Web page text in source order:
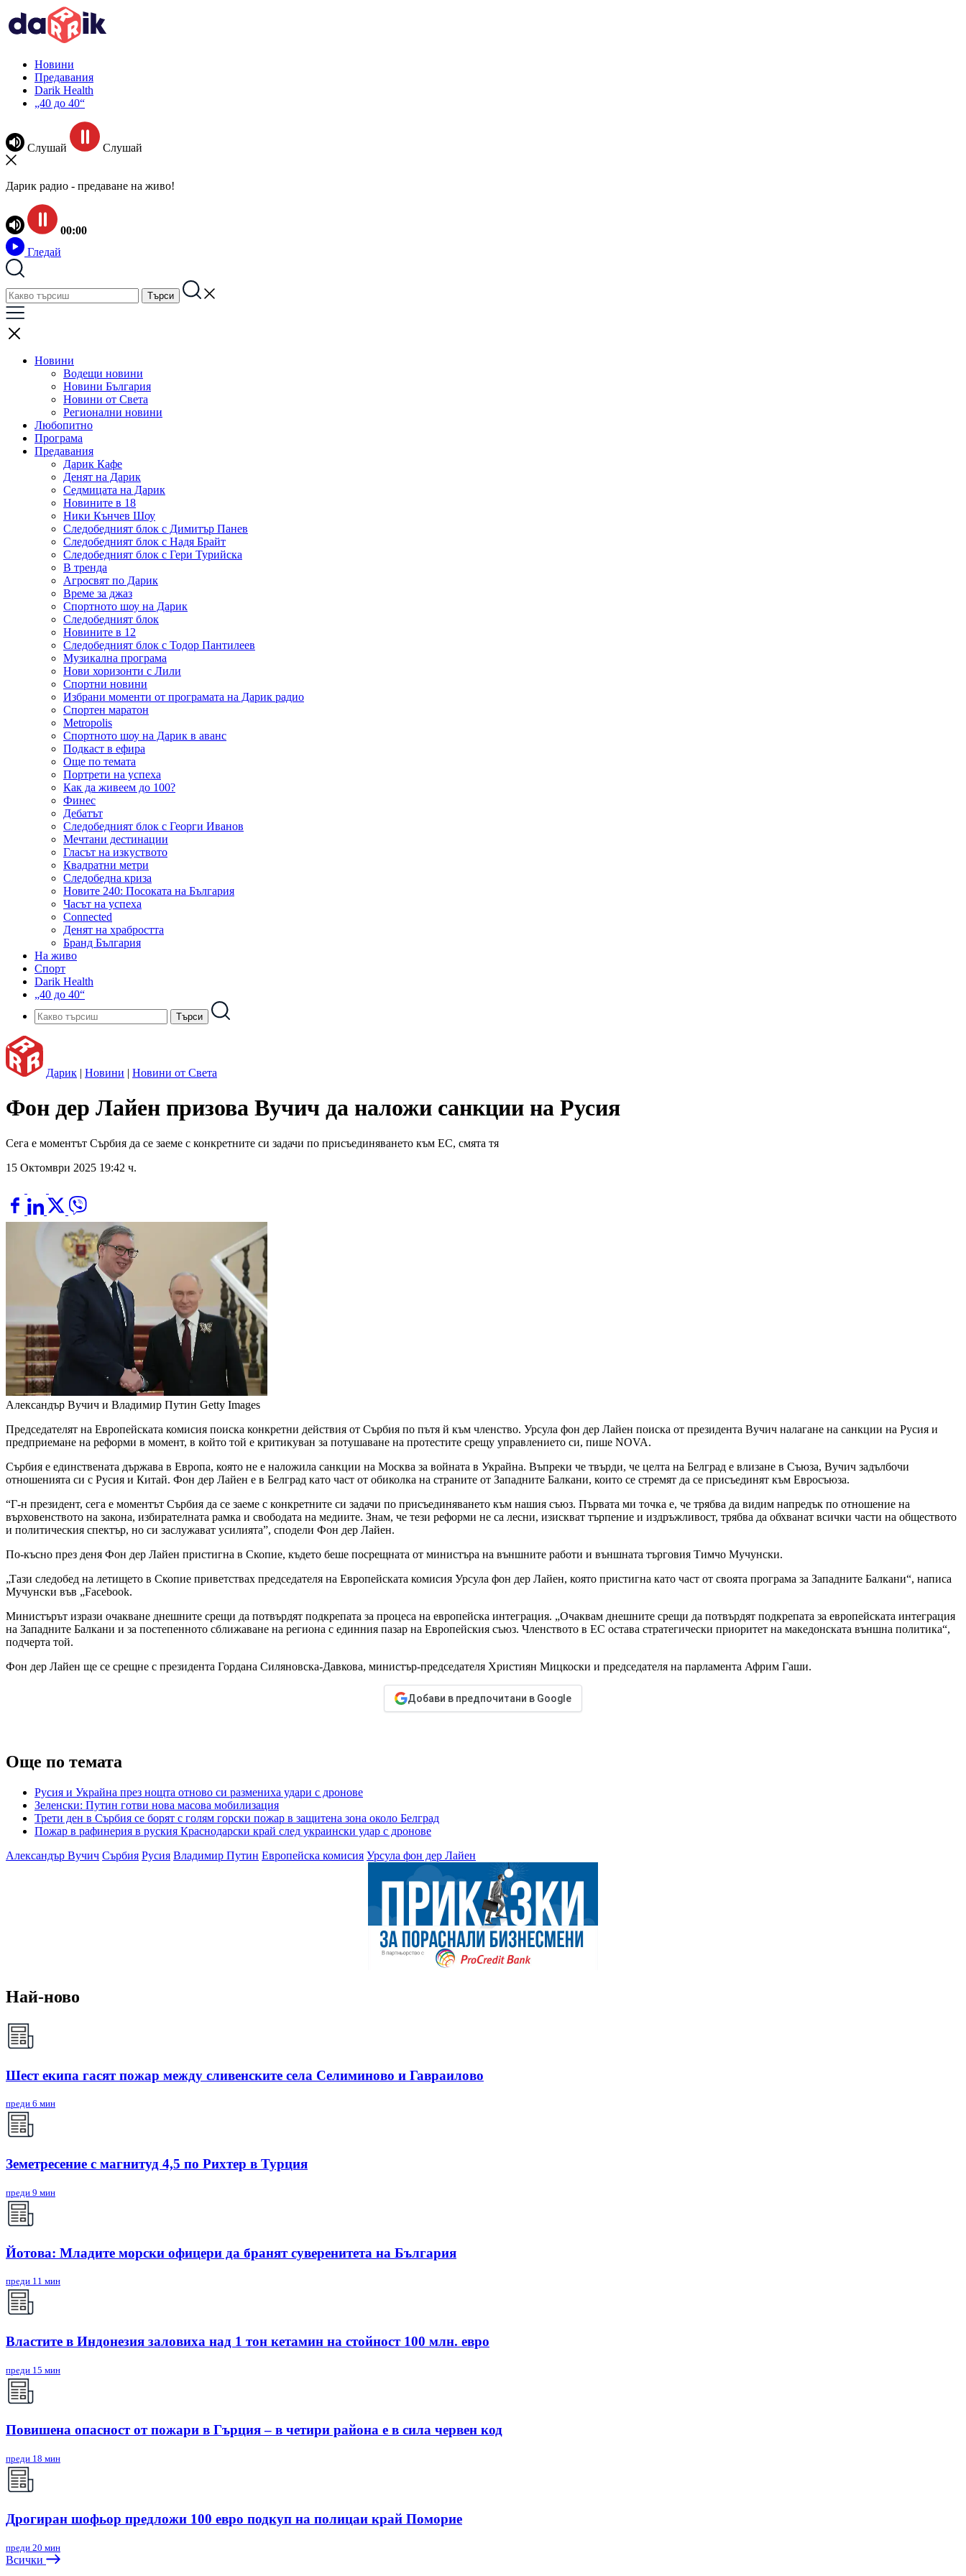
Новини
Предавания
Darik Health
„40 до 40“
Слушай Слушай
Дарик радио - предаване на живо!
00:00
Гледай
Новини
Водещи новини
Новини България
Новини от Света
Регионални новини
Любопитно
Програма
Предавания
Дарик Кафе
Денят на Дарик
Седмицата на Дарик
Новините в 18
Ники Кънчев Шоу
Следобедният блок с Димитър Панев
Следобедният блок с Надя Брайт
Следобедният блок с Гери Турийска
В тренда
Агросвят по Дарик
Време за джаз
Спортното шоу на Дарик
Следобедният блок
Новините в 12
Следобедният блок с Тодор Пантилеев
Музикална програма
Нови хоризонти с Лили
Спортни новини
Избрани моменти от програмата на Дарик радио
Спортен маратон
Metropolis
Спортното шоу на Дарик в аванс
Подкаст в ефира
Още по темата
Портрети на успеха
Как да живеем до 100?
Финес
Дебатът
Следобедният блок с Георги Иванов
Мечтани дестинации
Гласът на изкуството
Квадратни метри
Следобедна криза
Новите 240: Посоката на България
Часът на успеха
Connected
Денят на храбростта
Бранд България
На живо
Спорт
Darik Health
„40 до 40“
Дарик | Новини | Новини от Света
Фон дер Лайен призова Вучич да наложи санкции на Русия
Сега е моментът Сърбия да се заеме с конкретните си задачи по присъединяването към ЕС, смята тя
15 Октомври 2025 19:42 ч.
Александър Вучич и Владимир Путин Getty Images
Председателят на Европейската комисия поиска конкретни действия от Сърбия по пътя й към членство. Урсула фон дер Лайен поиска от президента Вучич налагане на санкции на Русия и
предприемане на реформи в момент, в който той е критикуван за потушаване на протестите срещу управлението си, пише NOVA.
Сърбия е единствената държава в Европа, която не е наложила санкции на Москва за войната в Украйна. Въпреки че твърди, че целта на Белград е влизане в Съюза, Вучич задълбочи
отношенията си с Русия и Китай. Фон дер Лайен e в Белград като част от обиколка на страните от Западните Балкани, които се стремят да се присъединят към Евросъюза.
“Г-н президент, сега е моментът Сърбия да се заеме с конкретните си задачи по присъединяването към нашия съюз. Първата ми точка е, че трябва да видим напредък по отношение на
върховенството на закона, избирателната рамка и свободата на медиите. Знам, че тези реформи не са лесни, изискват търпение и издръжливост, трябва да обхванат всички части на обществото
и политическия спектър, но си заслужават усилията”, сподели Фон дер Лайен.
По-късно през деня Фон дер Лайен пристигна в Скопие, където беше посрещната от министъра на външните работи и външната търговия Тимчо Мучунски.
„Тази следобед на летището в Скопие приветствах председателя на Европейската комисия Урсула фон дер Лайен, която пристигна като част от своята програма за Западните Балкани“, написа
Мучунски във „Facebook.
Министърът изрази очакване днешните срещи да потвърдят подкрепата за процеса на европейска интеграция. „Очаквам днешните срещи да потвърдят подкрепата за европейската интеграция
на Западните Балкани и за постепенното сближаване на региона с единния пазар на Европейския съюз. Членството в ЕС остава стратегически приоритет на македонската външна политика“,
подчерта той.
Фон дер Лайен ще се срещне с президента Гордана Силяновска-Давкова, министър-председателя Християн Мицкоски и председателя на парламента Африм Гаши.
Добави в предпочитани в Google
Още по темата
Русия и Украйна през нощта отново си размениха удари с дронове
Зеленски: Путин готви нова масова мобилизация
Трети ден в Сърбия се борят с голям горски пожар в защитена зона около Белград
Пожар в рафинерия в руския Краснодарски край след украински удар с дронове
Александър Вучич Сърбия Русия Владимир Путин Европейска комисия Урсула фон дер Лайен
Най-ново
Шест екипа гасят пожар между сливенските села Селиминово и Гавраилово
преди 6 мин
Земетресение с магнитуд 4,5 по Рихтер в Турция
преди 9 мин
Йотова: Младите морски офицери да бранят суверенитета на България
преди 11 мин
Властите в Индонезия заловиха над 1 тон кетамин на стойност 100 млн. евро
преди 15 мин
Повишена опасност от пожари в Гърция – в четири района е в сила червен код
преди 18 мин
Дрогиран шофьор предложи 100 евро подкуп на полицаи край Поморие
преди 20 мин
Всички